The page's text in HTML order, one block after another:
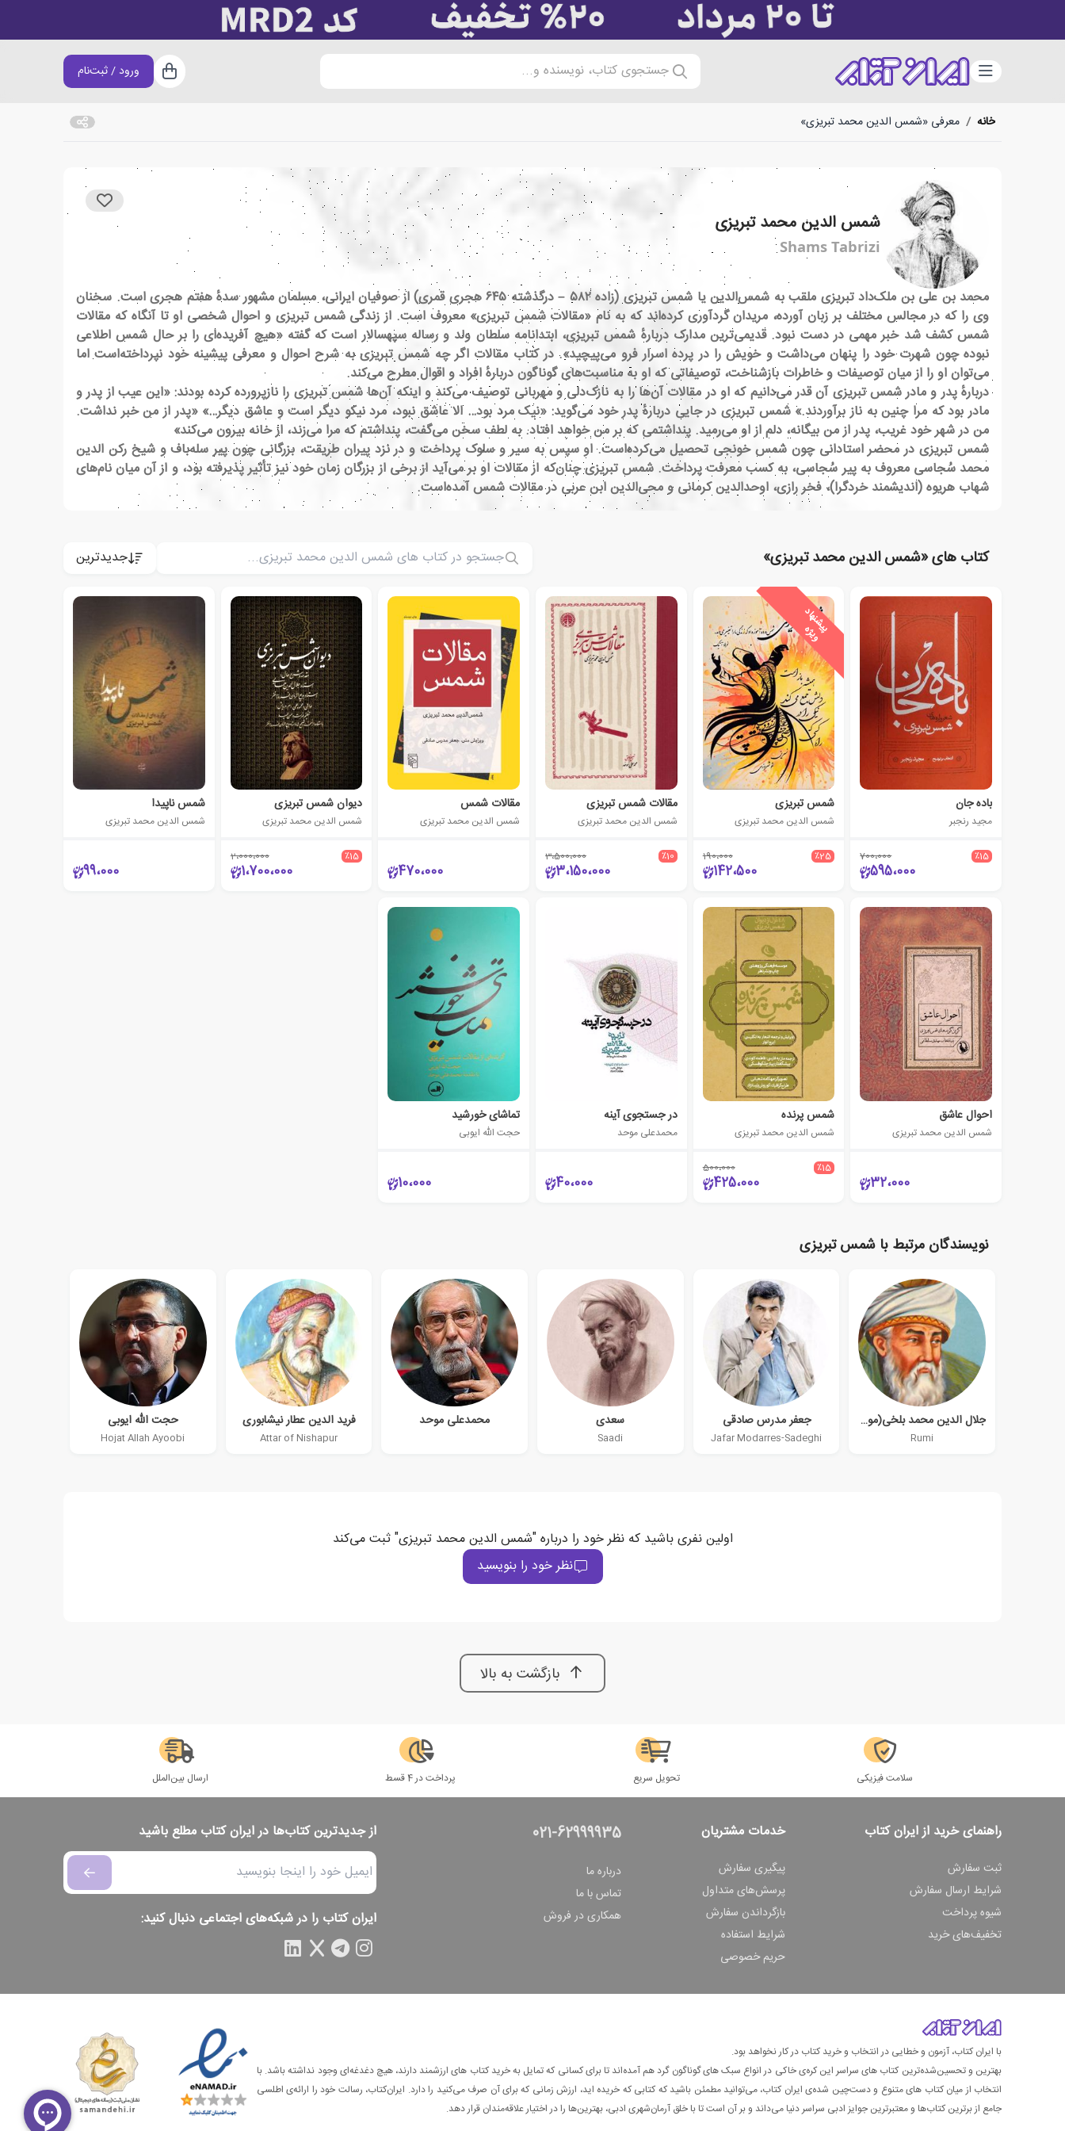
دسته‌بندی جستجوی کتاب، نویسنده و... سبد خرید
ورود / ثبت‌نام
خانه / معرفی «شمس الدین محمد تبریزی»
شمس الدین محمد تبریزی
Shams Tabrizi
محمد بن علی بن ملک‌داد تبریزی ملقب به شمس‌الدین یا شمس تبریزی (زاده ۵۸۲ – درگذشته ۶۴۵ هجری قمری) از صوفیان ایرانی، مسلمان مشهور سدهٔ هفتم هجری است. سخنان
وی را که در مجالس مختلف بر زبان آورده، مریدان گردآوری کرده‌اند که به نام «مقالات شمس تبریزی» معروف است. از زندگی شمس تبریزی و احوال شخصی او تا آنگاه که مقالات
شمس کشف شد خبر مهمی در دست نبود. قدیمی‌ترین مدارک دربارهٔ شمس تبریزی، ابتدانامه سلطان ولد و رساله سپهسالار است که گفته «هیچ آفریده‌ای را بر حال شمس اطلاعی
نبوده چون شهرت خود را پنهان می‌داشت و خویش را در پرده اسرار فرو می‌پیچید». در کتاب مقالات اگر چه شمس تبریزی به شرح احوال و معرفی پیشینه خود نپرداخته‌است اما
می‌توان او را از میان توصیفات و خاطرات بازشناخت، توصیفاتی که او به مناسبت‌های گوناگون دربارهٔ افراد و اقوال مطرح می‌کند.
دربارهٔ پدر و مادر شمس تبریزی آن قدر می‌دانیم که او در مقالات آن‌ها را به نازک‌دلی و مهربانی توصیف می‌کند و اینکه آن‌ها شمس تبریزی را نازپرورده کرده بودند: «این عیب از پدر و
مادر بود که مرا چنین به ناز برآوردند.» شمس تبریزی در جایی دربارهٔ پدر خود می‌گوید: «نیک مرد بود… الا عاشق نبود، مرد نیکو دیگر است و عاشق دیگر…» «پدر از من خبر نداشت.
من در شهر خود غریب، پدر از من بیگانه، دلم از او می‌رمید. پنداشتمی که بر من خواهد افتاد. به لطف سخن می‌گفت، پنداشتم که مرا می‌زند، از خانه بیرون می‌کند»
شمس تبریزی در محضر استادانی چون شمس خونجی تحصیل می‌کرده‌است. او سپس به سیر و سلوک پرداخت و در نزد پیران طریقت، بزرگانی چون پیر سله‌باف و شیخ رکن الدین
محمد سُجاسی معروف به پیر سُجاسی، به کسب معرفت پرداخت. شمس تبریزی چنان‌که از مقالات او بر می‌آید از برخی از بزرگان زمان خود نیز تأثیر پذیرفته بود، و از آن میان نام‌های
شهاب هریوه (اندیشمند خردگرا)، فخر رازی، اوحدالدین کرمانی و محی‌الدین ابن عربی در مقالات شمس آمده‌است.
کتاب های «شمس الدین محمد تبریزی» جدیدترین
باده جان
مجید رنجبر
٪15 700،000
595،000
پ
ی
ش
ن
ه
ا
د
و
ی
ژ
ه
شمس تبریزی
شمس الدین محمد تبریزی
٪25 190،000
142،500
مقالات شمس تبریزی
شمس الدین محمد تبریزی
٪10 3،500،000
3،150،000
مقالات شمس
شمس الدین محمد تبریزی
470،000
دیوان شمس تبریزی
شمس الدین محمد تبریزی
٪15 2،000،000
1،700،000
شمس ناپیدا
شمس الدین محمد تبریزی
99،000
احوال عاشق
شمس الدین محمد تبریزی
32،000
شمس پرنده
شمس الدین محمد تبریزی
٪15 500،000
425،000
در جستجوی آینه
محمدعلی موحد
40،000
تماشای خورشید
حجت الله ایوبی
10،000
نویسندگان مرتبط با شمس تبریزی
جلال الدین محمد بلخی(مولانا)
Rumi
جعفر مدرس صادقی
Jafar Modarres-Sadeghi
سعدی
Saadi
محمدعلی موحد فرید الدین عطار نیشابوری
Attar of Nishapur
حجت الله ایوبی
Hojat Allah Ayoobi
اولین نفری باشید که نظر خود را درباره "شمس الدین محمد تبریزی" ثبت می‌کند
نظر خود را بنویسید
بازگشت به بالا
سلامت فیزیکی تحویل سریع پرداخت در 4 قسط ارسال بین‌الملل
راهنمای خرید از ایران کتاب
ثبت سفارش
شرایط ارسال سفارش
شیوه پرداخت
تخفیف‌های خرید
خدمات مشتریان
پیگیری سفارش
پرسش‌های متداول
بازگرداندن سفارش
شرایط استفاده
حریم خصوصی
021-62999935
درباره ما
تماس با ما
همکاری در فروش
از جدیدترین کتاب‌ها در ایران کتاب مطلع باشید
ایران کتاب را در شبکه‌های اجتماعی دنبال کنید:
با ایران کتاب، آزمون و خطایی در انتخاب و خرید کتاب در کار نخواهد بود.
بهترین و تحسین‌شده‌ترین کتاب‌ های سراسر این کره‌ی خاکی در انواع سبک های گوناگون گرد هم آمده‌اند تا برای کسانی که تمایل به خرید کتاب های ارزشمند دارند، هیچ دغدغه‌ای وجود نداشته باشد. با
انتخاب از میان کتاب های متنوع و دست‌چین شده‌ی ایران کتاب، می‌توانید مطمئن باشید که کتابی که خریده اید، ارزش زمانی که برای آن صرف می‌کنید را دارد. ایران‌کتاب، رسالت خود را ارائه‌ی اطلسی
جامع از برترین کتاب‌ها و معتبرترین جوایز ادبی سراسر دنیا می‌داند و بر آن است تا با خلق آرمان‌شهری ادبی، بهترین‌ها را در اختیار علاقه‌مندان قرار دهد.